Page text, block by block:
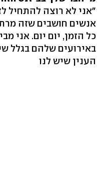
"אני לא רוצה להתחיל
אנשים חושבים שזה
כל הזמן, יום יום. אני
באירועים שלהם בגלל
הענין שיש לנו